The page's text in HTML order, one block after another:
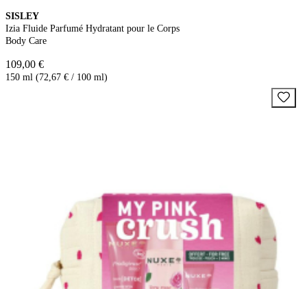
SISLEY
Izia Fluide Parfumé Hydratant pour le Corps
Body Care
109,00 €
150 ml (72,67 € / 100 ml)